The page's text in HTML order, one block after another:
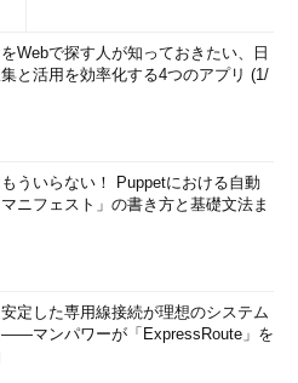
に出力されるはずだ。
のようにサブスクリプションの
Webで探す人が知っておきたい、日
と活用を効率化する4つのアプリ (1/
ういらない！ Puppetにおける自動
ニフェスト」の書き方と基礎文法ま
定した専用線接続が理想のシステム
マンパワーが「ExpressRoute」を